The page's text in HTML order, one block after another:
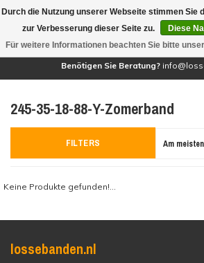
Benötigen Sie Beratung?
245-35-18-88-Y-Zomerband
FILTERS Am
Keine Produkte gefunden!...
lossebanden.nl
Durch die Nutzung unserer Webseite stimmen Sie
zur Verbesserung dieser Seite zu.
Diese
Für weitere Informationen beachten Sie bitte